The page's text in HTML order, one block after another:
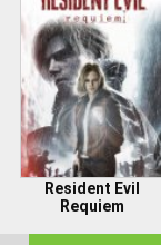
Resident Evil
Requiem